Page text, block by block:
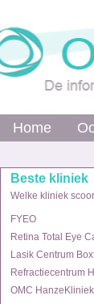
Home
Beste kliniek
Welke kliniek
FYEO
Retina Total Eye
Lasik Centrum
Refractiecentrum
OMC
Home
Beste kliniek
Welke kliniek
FYEO
Retina Total Eye
Lasik Centrum
Refractiecentrum
OMC